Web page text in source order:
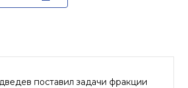
поставил задачи фракции